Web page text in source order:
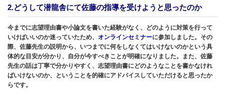
2.どうして潜龍舎にて佐藤の指導を受けようと思ったのか
今までに志望理由書や小論文を書いた経験がなく、どのように対策を行って
いけばいいのか迷っていたため、 オンラインセミナーに参加しました。その
際、佐藤先生の説明から、いつまでに何をしなくてはいけないのかという具
体的な目安が分かり、自分が今すべきことが明確になりました。また、佐藤
先生の話は丁寧で分かりやすく、志望理由書にどのようなことを書かなけれ
ばいけないのか、ということを的確にアドバイスしていただけると思ったか
らです。